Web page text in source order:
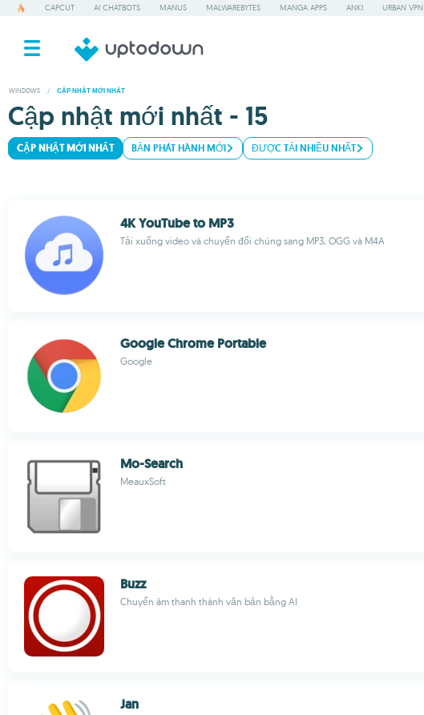
CAPCUT AI CHATBOTS MANUS MALWAREBYTES MANGA APPS ANKI URBAN VPN
WINDOWS / CẬP NHẬT MỚI NHẤT
Cập nhật mới nhất - 15
CẬP NHẬT MỚI NHẤT BẢN PHÁT HÀNH MỚI ĐƯỢC TẢI NHIỀU NHẤT
4K YouTube to MP3
Tải xuống video và chuyển đổi chúng sang MP3, OGG và M4A
Google Chrome Portable
Google
Mo-Search
MeauxSoft
Buzz
Chuyển âm thanh thành văn bản bằng AI
Jan